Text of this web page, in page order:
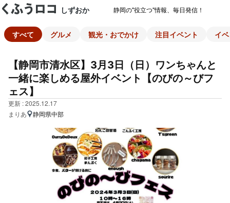
しずおか 静岡の"役立つ"情報、毎日発信！
すべて グルメ 観光・おでかけ 注目イベント イ
【静岡市清水区】3月3日（日）ワンちゃんと
一緒に楽しめる屋外イベント【のびの～びフ
ェス】
更新 : 2025.12.17
まりあ
静岡県中部